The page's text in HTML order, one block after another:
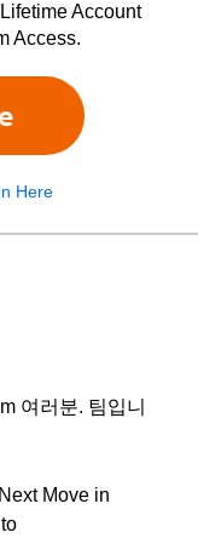
Account
Access.
Here
여러분. 팀입니
Move in